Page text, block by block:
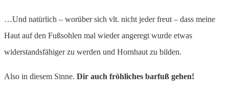
…Und natürlich – worüber sich vlt. nicht jeder freut – dass meine
Haut auf den Fußsohlen mal wieder angeregt wurde etwas
widerstandsfähiger zu werden und Hornhaut zu bilden.
Also in diesem Sinne. Dir auch fröhliches barfuß gehen!